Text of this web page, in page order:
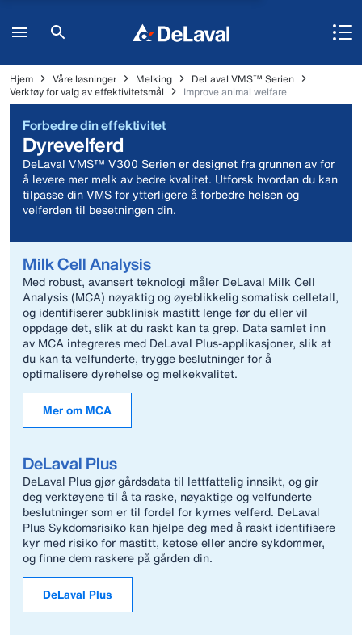
Hjem Våre løsninger Melking
DeLaval VMS™ Serien
Verktøy for valg av effektivitetsmål
Improve animal welfare
Forbedre din effektivitet
Dyrevelferd
DeLaval VMS™ V300 Serien er designet fra grunnen av for
å levere mer melk av bedre kvalitet. Utforsk hvordan du kan
tilpasse din VMS for ytterligere å forbedre helsen og
velferden til besetningen din.
Milk Cell Analysis
Med robust, avansert teknologi måler DeLaval Milk Cell
Analysis (MCA) nøyaktig og øyeblikkelig somatisk celletall,
og identifiserer subklinisk mastitt lenge før du eller vil
oppdage det, slik at du raskt kan ta grep. Data samlet inn
av MCA integreres med DeLaval Plus-applikasjoner, slik at
du kan ta velfunderte, trygge beslutninger for å
optimalisere dyrehelse og melkekvalitet.
Mer om MCA
DeLaval Plus
DeLaval Plus gjør gårdsdata til lettfattelig innsikt, og gir
deg verktøyene til å ta raske, nøyaktige og velfunderte
beslutninger som er til fordel for kyrnes velferd. DeLaval
Plus Sykdomsrisiko kan hjelpe deg med å raskt identifisere
kyr med risiko for mastitt, ketose eller andre sykdommer,
og finne dem raskere på gården din.
DeLaval Plus